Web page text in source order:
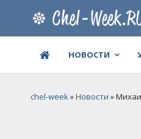
НОВОСТИ
chel-week»Новости »